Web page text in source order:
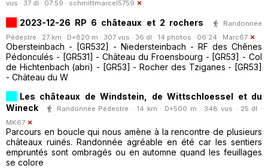
vus · 37 dl · 07:59 · schmittmarcel5759
2023-12-26 RP 6 châteaux et 2 rochers
Randonnée
Pédestre · 27 km · D+820 m · 307 vus · 36 dl · 14 photos · 06:24 · Marc67
Obersteinbach - [GR532] - Niedersteinbach - RF des Chênes
Pédonculés - [GR531] - Château du Froensbourg - [GR53] - Col
de Hichtenbach (abri) - [GR53] - Rocher des Tziganes - [GR53]
- Château du W
Les châteaux de Windstein, de Wittschloessel et du
Wineck
Randonnée Pédestre · 14 km · D+500 m · 348 vus · 25 dl ·
MK67
Parcours en boucle qui nous amène à la rencontre de plusieurs
châteaux ruinés. Randonnée agréable en été car les sentiers
empruntés sont ombragés ou en automne quand les feuillages
se colore